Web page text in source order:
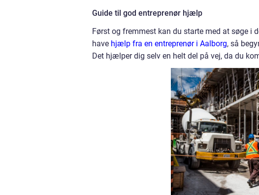
Guide til god entreprenør hjælp
Først og fremmest kan du starte med at søge i
have hjælp fra en entreprenør i Aalborg, så
Det hjælper dig selv en helt del på vej, da du